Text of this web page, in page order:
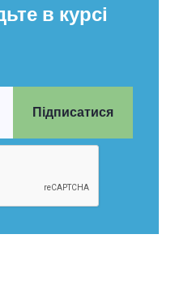
в курсі